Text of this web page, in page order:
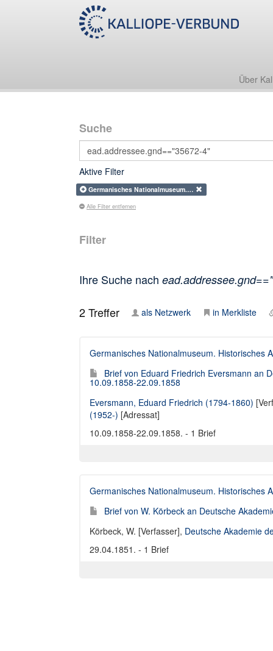
Über
Suche
Aktive Filter
Germanisches Nationalmuseum.…
Alle Filter entfernen
Filter
Ihre Suche nach
2Treffer als Netzwerk in Merkliste
Germanisches Nationalmuseum. Historisches
Brief von Eduard Friedrich Eversmann an
10.09.1858-22.09.1858
Eversmann, Eduard Friedrich (1794-1860)
(1952-) [Adressat]
10.09.1858-22.09.1858. - 1 Brief
Germanisches Nationalmuseum. Historisches
Brief von W. Körbeck an Deutsche
Körbeck, W. [Verfasser], Deutsche Akademie
29.04.1851. - 1 Brief